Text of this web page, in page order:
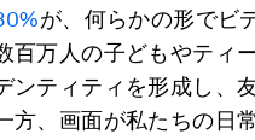
が、何らかの形でビ
百万人の子どもやティ
ンティティを形成し、
方、画面が私たちの日